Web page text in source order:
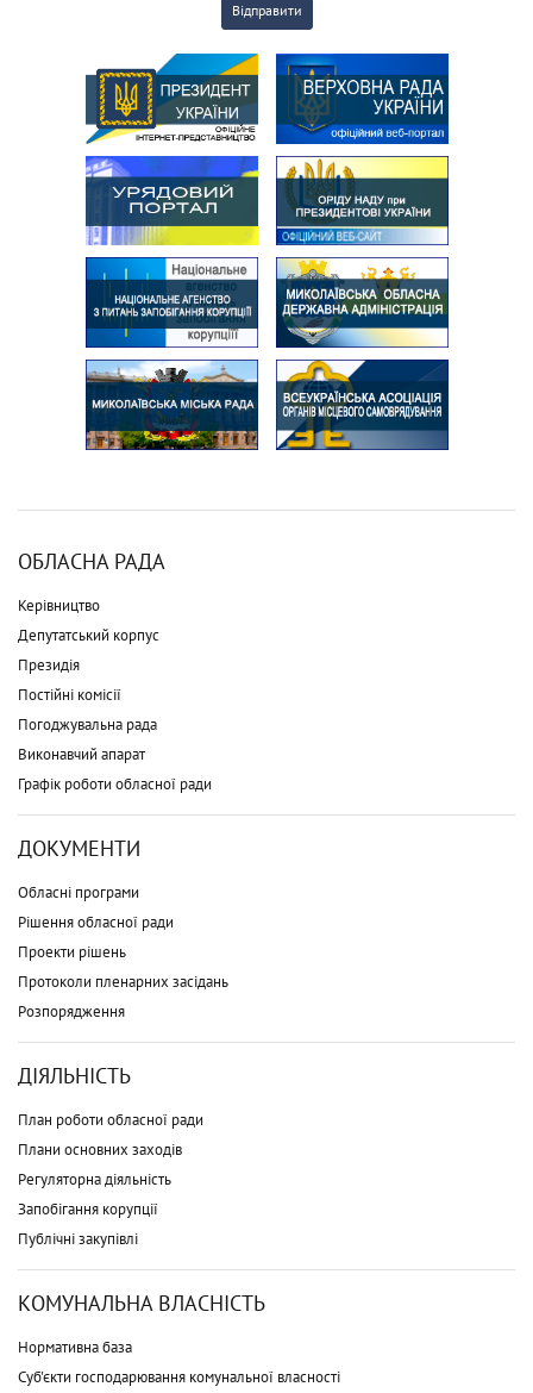
Відправити
ОБЛАСНА РАДА
Керівництво
Депутатський корпус
Президія
Постійні комісії
Погоджувальна рада
Виконавчий апарат
Графік роботи обласної ради
ДОКУМЕНТИ
Обласні програми
Рішення обласної ради
Проекти рішень
Протоколи пленарних засідань
Розпорядження
ДІЯЛЬНІСТЬ
План роботи обласної ради
Плани основних заходів
Регуляторна діяльність
Запобігання корупції
Публічні закупівлі
КОМУНАЛЬНА ВЛАСНІСТЬ
Нормативна база
Суб'єкти господарювання комунальної власності